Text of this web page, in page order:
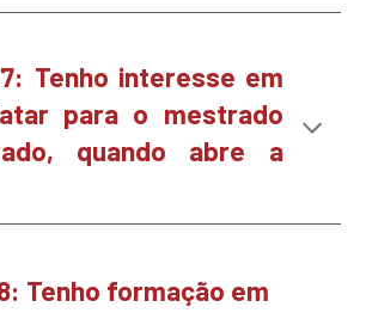
7: Tenho interesse em
para o mestrado
quando abre a
: Tenho formação em